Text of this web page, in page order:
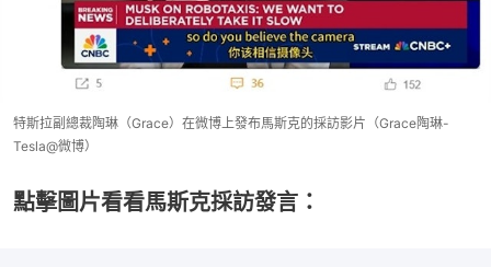
特斯拉副總裁陶琳（Grace）在微博上發布馬斯克的採訪影片（Grace陶琳-
Tesla@微博）
點擊圖片看看馬斯克採訪發言：